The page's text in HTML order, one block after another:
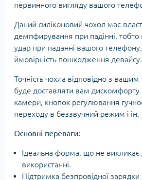
первинного вигляду вашого
Даний силіконовий чохол має
демпфирування при падінні, тобто
удар при паданні вашого
ймовірність пошкодження девайсу.
Точність чохла відповідно з
буде доставляти вам дискомфорту
камери, кнопок регулювання
переходу в беззвучний режим і ін.
Основні переваги:
Ідеальна форма, що не викликає
використанні.
Підтримка безпровідної